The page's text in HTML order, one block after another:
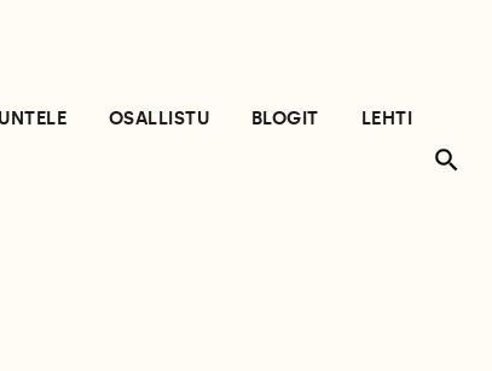
OSALLISTU BLOGIT
LEHTI